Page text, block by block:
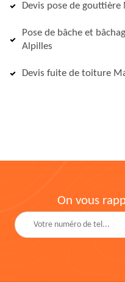
Devis pose de gouttière
Pose de bâche et
Alpilles
Devis fuite de toiture
On vous